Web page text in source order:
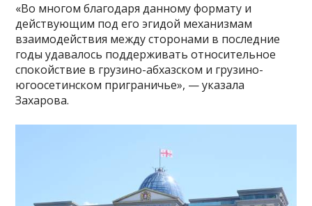
«Во многом благодаря данному формату и
действующим под его эгидой механизмам
взаимодействия между сторонами в последние
годы удавалось поддерживать относительное
спокойствие в грузино-абхазском и грузино-
югоосетинском приграничье», — указала
Захарова.